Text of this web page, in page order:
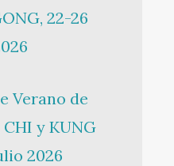
22-26
Verano de
y KUNG
2026